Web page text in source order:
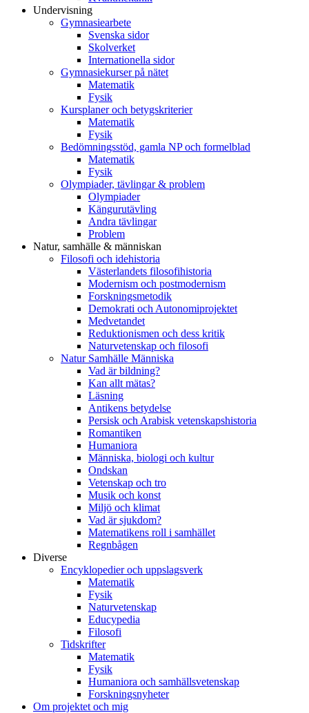
Undervisning
Gymnasiearbete
Svenska sidor
Skolverket
Internationella sidor
Gymnasiekurser på nätet
Matematik
Fysik
Kursplaner och betygskriterier
Matematik
Fysik
Bedömningsstöd, gamla NP och formelblad
Matematik
Fysik
Olympiader, tävlingar & problem
Olympiader
Kängurutävling
Andra tävlingar
Problem
Natur, samhälle & människan
Filosofi och idehistoria
Västerlandets filosofihistoria
Modernism och postmodernism
Forskningsmetodik
Demokrati och Autonomiprojektet
Medvetandet
Reduktionismen och dess kritik
Naturvetenskap och filosofi
Natur Samhälle Människa
Vad är bildning?
Kan allt mätas?
Läsning
Antikens betydelse
Persisk och Arabisk vetenskapshistoria
Romantiken
Humaniora
Människa, biologi och kultur
Ondskan
Vetenskap och tro
Musik och konst
Miljö och klimat
Vad är sjukdom?
Matematikens roll i samhället
Regnbågen
Diverse
Encyklopedier och uppslagsverk
Matematik
Fysik
Naturvetenskap
Educypedia
Filosofi
Tidskrifter
Matematik
Fysik
Humaniora och samhällsvetenskap
Forskningsnyheter
Om projektet och mig